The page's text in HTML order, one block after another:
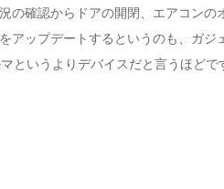
の確認からドアの開閉、エアコンの
アップデートするというのも、ガジ
というよりデバイスだと言うほどで